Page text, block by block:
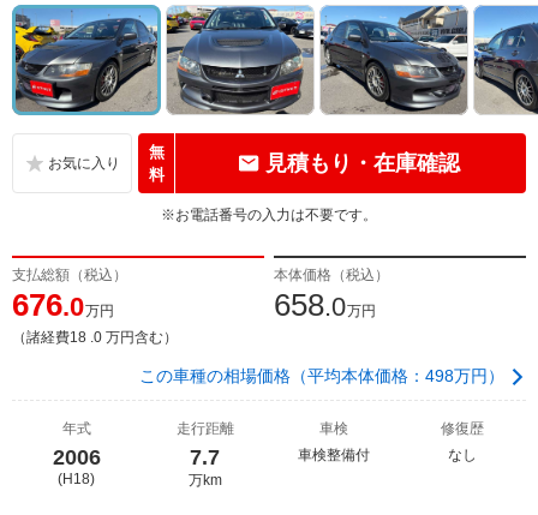
無
料
見積もり・在庫確認
※お電話番号の入力は不要です。
支払総額（税込）
676.0万円
（諸経費18 .0 万円含む）
本体価格（税込）
658.0万円
この車種の相場価格（平均本体価格：498万円）
年式
2006
(H18)
走行距離
7.7
万km
車検
車検整備付
修復歴
なし